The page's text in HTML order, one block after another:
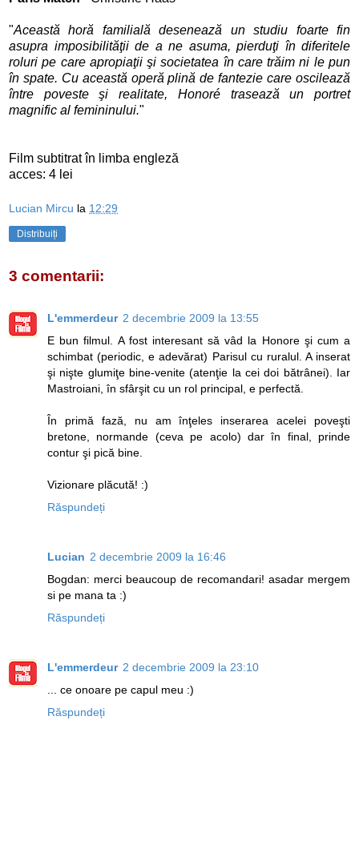
"Această horă familială desenează un studiu foarte fin
asupra imposibilităţii de a ne asuma, pierduţi în diferitele
roluri pe care apropiaţii şi societatea în care trăim ni le pun
în spate. Cu această operă plină de fantezie care oscilează
între poveste şi realitate, Honoré trasează un portret
magnific al femininului."
Film subtitrat în limba engleză
acces: 4 lei
Lucian Mircu la 12:29
Distribuiți
3 comentarii:
L'emmerdeur 2 decembrie 2009 la 13:55
E bun filmul. A fost interesant să vâd la Honore şi cum a
schimbat (periodic, e adevărat) Parisul cu ruralul. A inserat
şi nişte glumiţe bine-venite (atenţie la cei doi bătrânei). Iar
Mastroiani, în sfârşit cu un rol principal, e perfectă.
În primă fază, nu am înţeles inserarea acelei poveşti
bretone, normande (ceva pe acolo) dar în final, prinde
contur şi pică bine.
Vizionare plăcută! :)
Răspundeți
Lucian 2 decembrie 2009 la 16:46
Bogdan: merci beaucoup de recomandari! asadar mergem
si pe mana ta :)
Răspundeți
L'emmerdeur 2 decembrie 2009 la 23:10
... ce onoare pe capul meu :)
Răspundeți